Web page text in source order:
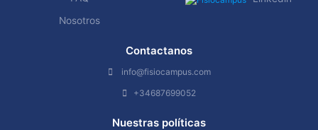
Nosotros
Contactanos
info@fisiocampus.com
+34687699052
Nuestras políticas